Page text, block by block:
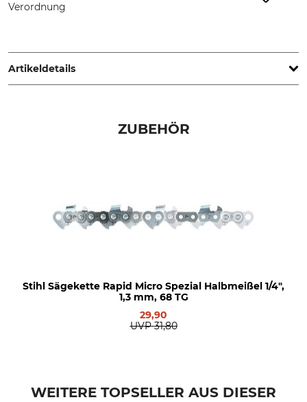
Verordnung
Str. 7, 72555 Metzingen, Germany, www.echo-
motorgeraete.de
Artikeldetails
1,3 mm
32 cm, Nutbreite 1,3 mm
Made in Japan
Hersteller-Artikel-Nr.
ZUBEHÖR
Stihl Sägekette Rapid Micro Spezial Halbmeißel 1/4",
1,3 mm, 68 TG
29,90
UVP 31,80
WEITERE TOPSELLER AUS DIESER